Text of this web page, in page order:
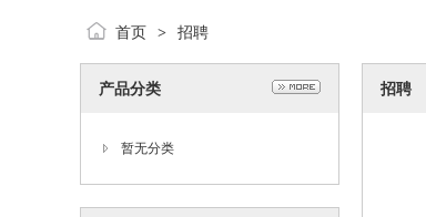
首页 > 招聘
产品分类
暂无分类
招聘